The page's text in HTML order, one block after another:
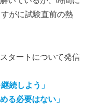
がに試験直前の熱
タートについて発信
続しよう」
る必要はない」